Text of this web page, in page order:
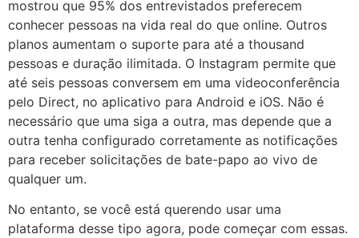
mostrou que 95% dos entrevistados preferecem
conhecer pessoas na vida real do que online. Outros
planos aumentam o suporte para até a thousand
pessoas e duração ilimitada. O Instagram permite que
até seis pessoas conversem em uma videoconferência
pelo Direct, no aplicativo para Android e iOS. Não é
necessário que uma siga a outra, mas depende que a
outra tenha configurado corretamente as notificações
para receber solicitações de bate-papo ao vivo de
qualquer um.
No entanto, se você está querendo usar uma
plataforma desse tipo agora, pode começar com essas.